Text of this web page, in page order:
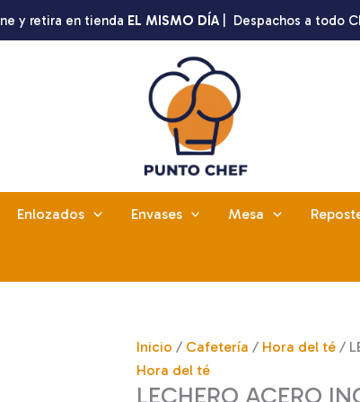
y retira en tienda EL MISMO DÍA | Despachos a todo
Enlozados Envases Mesa
Inicio / Cafetería / Hora del té /
Hora del té
LECHERO ACERO